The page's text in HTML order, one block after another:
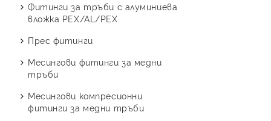
Термопомпи Crystal OPAL
Термопомпи Crystal ONYX
Термопомпи Thermolux
Единичен сплит LG
Термопомпи HYUNDAI
изолациярезба
резба
Холендрови кранове
Спирателни и шибърни
Смукатели
Поцинковани фитинги
Месингова водопроводна
арматура
Смесители
Фитинги за тръби с алуминиева
вложка PEX/AL/PEX
Прес фитинги
Месингови фитинги за медни
тръби
Месингови компресионни
фитинги за медни тръби